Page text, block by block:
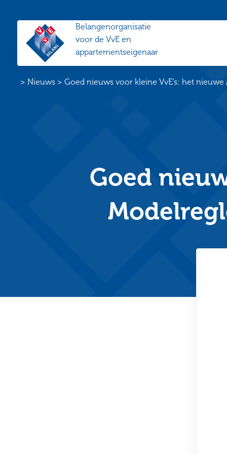
VvE
Belang
Belangenorganisatie
voor de VvE en
appartementseigenaar
Home
>Nieuws >Goed nieuws voor kleine VvE’s: het
Goed